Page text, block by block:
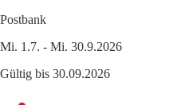
Postbank
Mi. 1.7. - Mi. 30.9.2026
Gültig bis 30.09.2026